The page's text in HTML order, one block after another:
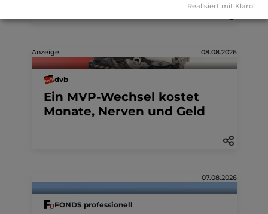
Anzeige 08.08.2026
dvb
Ein MVP-Wechsel kostet
Monate, Nerven und Geld
07.08.2026
FONDS professionell
Realisiert mit Klaro!